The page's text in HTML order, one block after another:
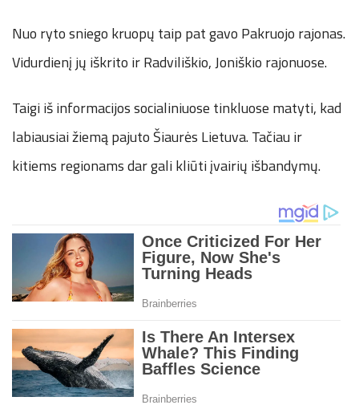
Nuo ryto sniego kruopų taip pat gavo Pakruojo rajonas.
Vidurdienį jų iškrito ir Radviliškio, Joniškio rajonuose.
Taigi iš informacijos socialiniuose tinkluose matyti, kad
labiausiai žiemą pajuto Šiaurės Lietuva. Tačiau ir
kitiems regionams dar gali kliūti įvairių išbandymų.